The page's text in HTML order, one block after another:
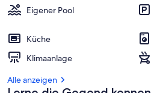
Eigener Pool
Küche
Klimaanlage
Alle anzeigen